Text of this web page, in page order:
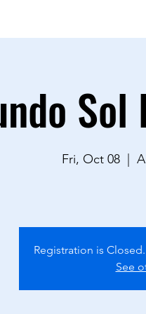
Fri, Oct 08
  |
Registration is Closed.
See